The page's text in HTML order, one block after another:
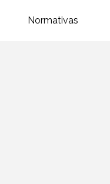
Normativas